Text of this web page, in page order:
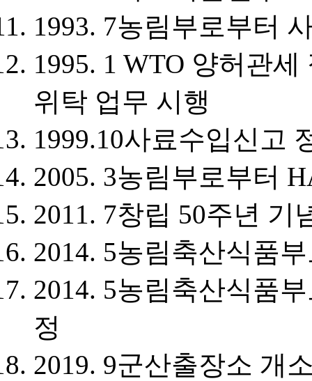
1993. 7농림부로부터
1995. 1 WTO 양허관세
위탁 업무 시행
1999.10사료수입신고
2005. 3농림부로부터
2011. 7창립 50주년 기
2014. 5농림축산식품
2014. 5농림축산식품
정
2019. 9군산출장소 개